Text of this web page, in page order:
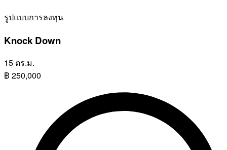
รูปแบบการลงทุน
Knock Down
15 ตร.ม.
฿ 250,000